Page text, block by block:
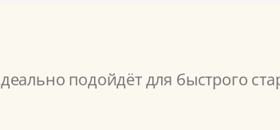
подойдёт для быстрого